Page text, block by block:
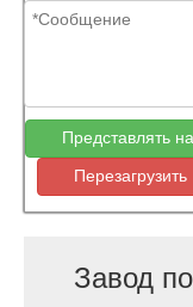
Представлять
Перезагрузить
Завод